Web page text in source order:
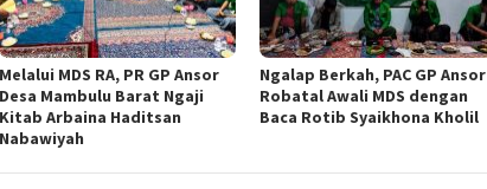
Melalui MDS RA, PR GP Ansor
Desa Mambulu Barat Ngaji
Kitab Arbaina Haditsan
Nabawiyah
Ngalap Berkah, PAC GP Ansor
Robatal Awali MDS dengan
Baca Rotib Syaikhona Kholil